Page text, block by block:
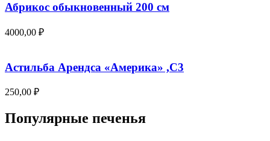
Абрикос обыкновенный 200 см
4000,00 ₽
Астильба Арендса «Америка» ,С3
250,00 ₽
Популярные печенья